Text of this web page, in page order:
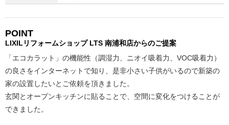
POINT
LIXILリフォームショップ LTS 南浦和店からのご提案
「エコカラット」の機能性（調湿力、ニオイ吸着力、VOC吸着力）
の良さをインターネットで知り、是非小さい子供がいるので新築の
家の設置したいとご依頼を頂きました。
玄関とオープンキッチンに貼ることで、空間に変化をつけることが
できました。